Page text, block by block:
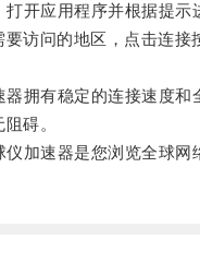
应用程序并根据提示
访问的地区，点击连接
有稳定的连接速度和
碍。
加速器是您浏览全球网